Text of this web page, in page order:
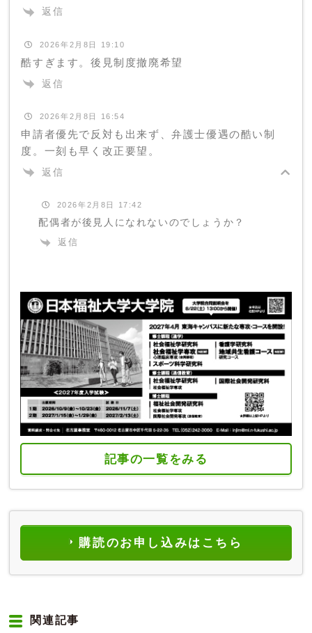
返信
2026年2月8日 19:10
酷すぎます。後見制度撤廃希望
返信
2026年2月8日 16:54
申請者優先で反対も出来ず、弁護士優遇の酷い制
度。一刻も早く改正要望。
返信
2026年2月8日 17:42
配偶者が後見人になれないのでしょうか？
返信
記事の一覧をみる
購読のお申し込みはこちら
関連記事